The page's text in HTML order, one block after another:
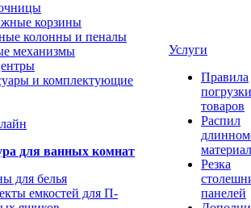
корзины
колонны и пеналы
механизмы
и комплектующие
для ванных комнат
для белья
емкостей для П-
Услуги
Правила
погрузки
товаров
Распил
Резка
панелей